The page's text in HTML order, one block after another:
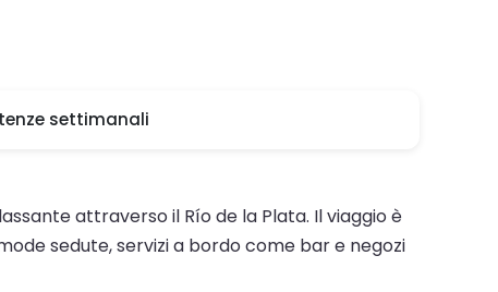
settimanali
attraverso il Río de la Plata. Il viaggio è
sedute, servizi a bordo come bar e negozi